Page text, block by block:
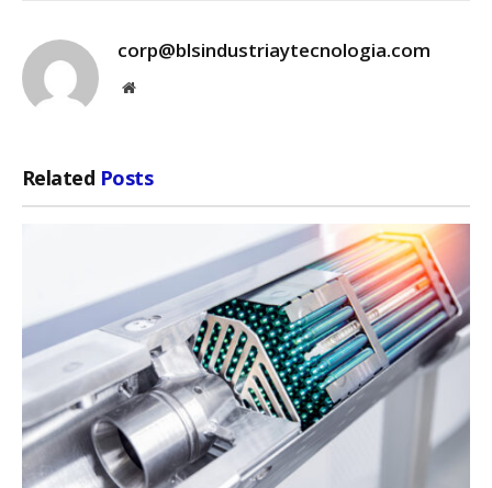
corp@blsindustriaytecnologia.com
Website
Related Posts